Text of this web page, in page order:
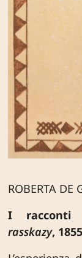
ROBERTA DE
I racconti
rasskazy,